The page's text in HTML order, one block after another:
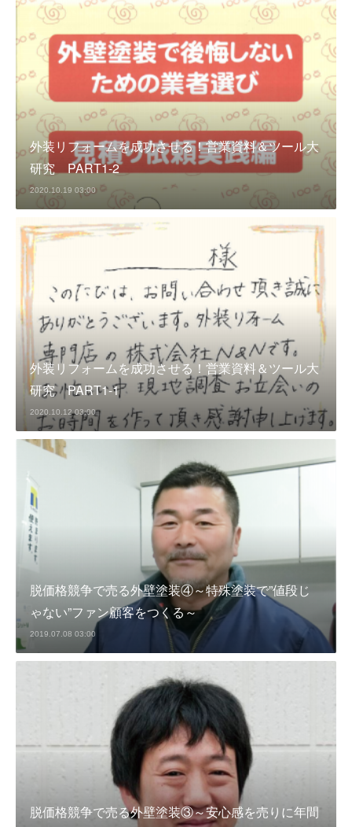
外装リフォームを成功させる！営業資料＆ツール大
研究 PART1-2
2020.10.19 03:00
外装リフォームを成功させる！営業資料＆ツール大
研究 PART1-1
2020.10.12 03:00
脱価格競争で売る外壁塗装④～特殊塗装で”値段じ
ゃない”ファン顧客をつくる～
2019.07.08 03:00
脱価格競争で売る外壁塗装③～安心感を売りに年間